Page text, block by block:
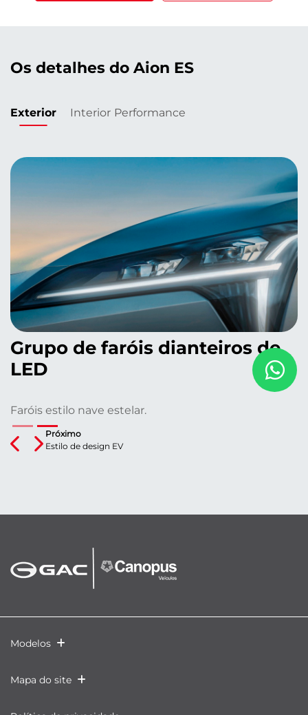
Os detalhes do Aion ES
Exterior Interior Performance
Grupo de faróis dianteiros de
LED
Faróis estilo nave estelar.
PreviousNext
Próximo
Estilo de design EV
Modelos
Mapa do site